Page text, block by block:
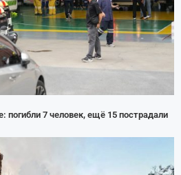
погибли 7 человек, ещё 15 пострадали